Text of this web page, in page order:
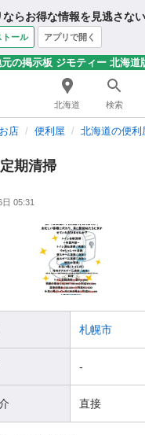
ならお得な情報を見逃さない
トール アプリで開く
の掲示板 ジモティー 北海道
北海道 検索
店 便利屋 北海道の便利
期清掃
05:31
札幌市
-
直接